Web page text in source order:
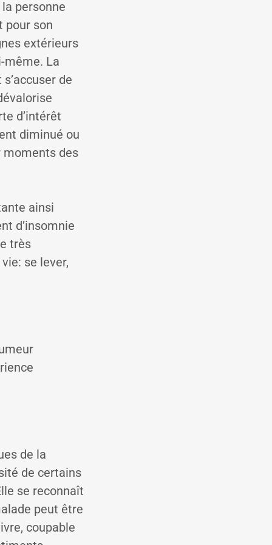
personne
pour son
extérieurs
même. La
de
d’intérêt
diminué ou
moments des
ainsi
d’insomnie
très
se lever,
de la
de certains
se reconnaît
peut être
coupable